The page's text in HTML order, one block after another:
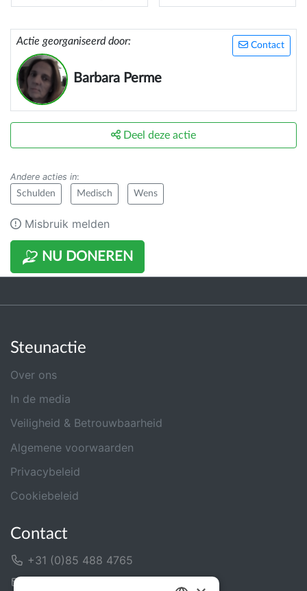
Contact
Actie georganiseerd door:
Barbara Perme
NU DONEREN
Deel deze actie
Andere acties in:
Schulden Medisch Wens
Misbruik melden
Steunactie
Over ons
In de media
Veiligheid & Betrouwbaarheid
Algemene voorwaarden
Privacybeleid
Cookiebeleid
Contact
+31 (0)85 488 4765